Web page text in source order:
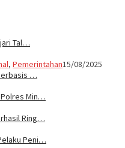
Tal…
, Pemerintahan15/08/2025
…
Min…
Ring…
Peni…